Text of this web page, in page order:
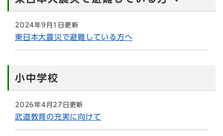
2024年9月1日更新
東日本大震災で避難している方へ
小中学校
2026年4月27日更新
武道教育の充実に向けて